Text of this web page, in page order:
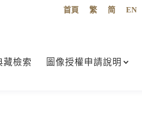
首頁 繁 简 EN
藏檢索 圖像授權申請說明